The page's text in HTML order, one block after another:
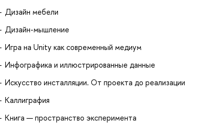
Дизайн мебели
Дизайн-мышление
Игра на Unity как современный медиум
Инфографика и иллюстрированные данные
Искусство инсталляции. От проекта до реализации
Каллиграфия
Книга — пространство эксперимента